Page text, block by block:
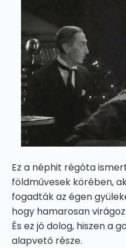
Ez a néphit régóta
földművesek körében,
fogadták az égen
hogy hamarosan
És ez jó dolog, hiszen a
alapvető része.